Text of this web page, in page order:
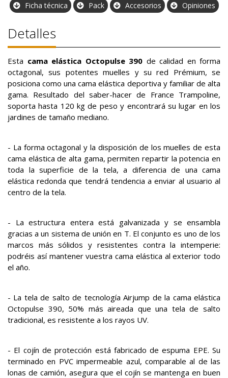
Ficha técnica Pack Accesorios Opiniones
Detalles
Esta cama elástica Octopulse 390 de calidad en forma
octagonal, sus potentes muelles y su red Prémium, se
posiciona como una cama elástica deportiva y familiar de alta
gama. Resultado del saber-hacer de France Trampoline,
soporta hasta 120 kg de peso y encontrará su lugar en los
jardines de tamaño mediano.
- La forma octagonal y la disposición de los muelles de esta
cama elástica de alta gama, permiten repartir la potencia en
toda la superficie de la tela, a diferencia de una cama
elástica redonda que tendrá tendencia a enviar al usuario al
centro de la tela.
- La estructura entera está galvanizada y se ensambla
gracias a un sistema de unión en T. El conjunto es uno de los
marcos más sólidos y resistentes contra la intemperie:
podréis así mantener vuestra cama elástica al exterior todo
el año.
- La tela de salto de tecnología Airjump de la cama elástica
Octopulse 390, 50% más aireada que una tela de salto
tradicional, es resistente a los rayos UV.
- El cojín de protección está fabricado de espuma EPE. Su
terminado en PVC impermeable azul, comparable al de las
lonas de camión, asegura que el cojín se mantenga en buen